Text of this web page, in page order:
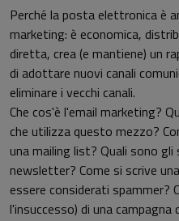
Perché la posta elettronica è
marketing: è economica,
diretta, crea (e mantiene) un
di adottare nuovi canali
eliminare i vecchi canali.
Che cos'è l'email marketing?
che utilizza questo mezzo?
una mailing list? Quali sono
newsletter? Come si scrive
essere considerati spammer?
l'insuccesso) di una